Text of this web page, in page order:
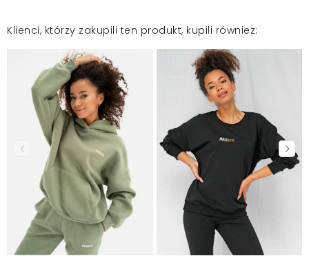
Klienci, którzy zakupili ten produkt, kupili również: